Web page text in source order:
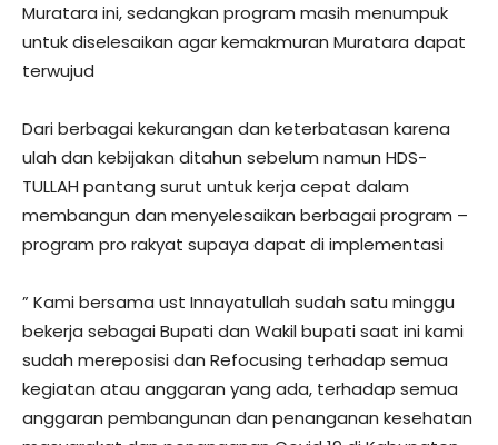
Muratara ini, sedangkan program masih menumpuk
untuk diselesaikan agar kemakmuran Muratara dapat
terwujud
Dari berbagai kekurangan dan keterbatasan karena
ulah dan kebijakan ditahun sebelum namun HDS-
TULLAH pantang surut untuk kerja cepat dalam
membangun dan menyelesaikan berbagai program –
program pro rakyat supaya dapat di implementasi
” Kami bersama ust Innayatullah sudah satu minggu
bekerja sebagai Bupati dan Wakil bupati saat ini kami
sudah mereposisi dan Refocusing terhadap semua
kegiatan atau anggaran yang ada, terhadap semua
anggaran pembangunan dan penanganan kesehatan